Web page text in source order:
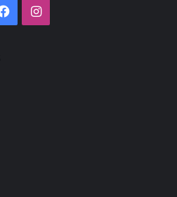
FacebookInstagram